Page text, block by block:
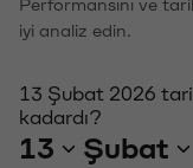
Performansını ve
iyi analiz edin.
13 Şubat 2026
kadardı?
13 Şubat